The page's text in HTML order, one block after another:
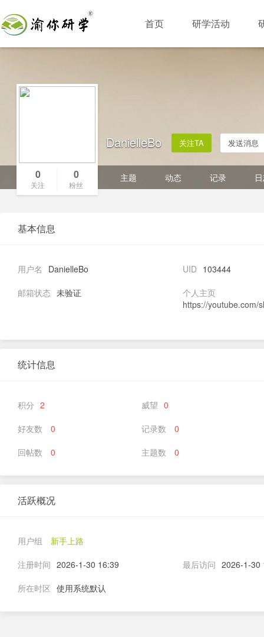
首页 研学活动
0
关注
0
粉丝
DanielleBo 关注TA 发送消息
主题 动态 记录
基本信息
用户名 DanielleBo UID 103444
邮箱状态 未验证
个人主页
https://youtube.com/
统计信息
积分 2 威望 0
好友数
0 记录数
0
回帖数
0 主题数 0
活跃概况
用户组
新手上路
注册时间 2026-1-30 16:39 最后访问 2026-1-30
所在时区 使用系统默认